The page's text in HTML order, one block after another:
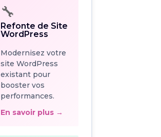
🔧
Refonte de Site
WordPress
Modernisez votre
site WordPress
existant pour
booster vos
performances.
En savoir plus →
performances.
En savoir plus →
✨
Maquette
Gratuite
Visualisez votre
futur site